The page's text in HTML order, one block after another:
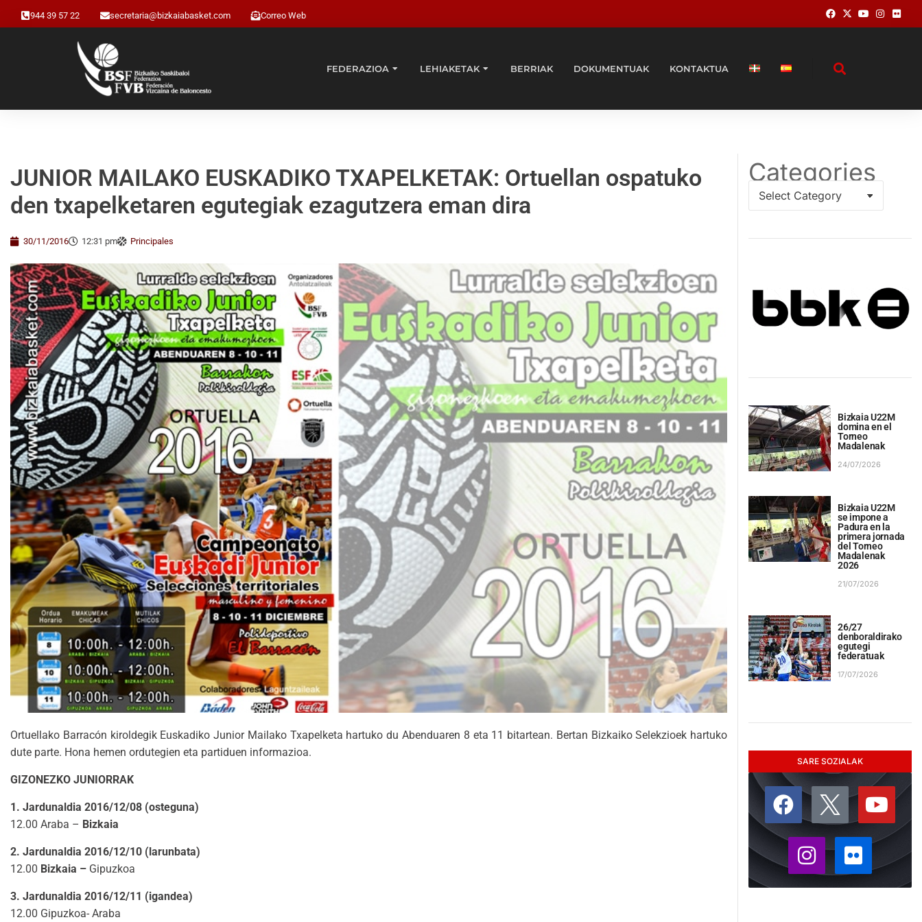
944 39 57 22 secretaria@bizkaiabasket.com Correo Web
FEDERAZIOA LEHIAKETAK BERRIAK DOKUMENTUAK KONTAKTUA
JUNIOR MAILAKO EUSKADIKO TXAPELKETAK: Ortuellan ospatuko
den txapelketaren egutegiak ezagutzera eman dira
30/11/2016 12:31 pm Principales
Ortuellako Barracón kiroldegik Euskadiko Junior Mailako Txapelketa hartuko du Abenduaren 8 eta 11 bitartean. Bertan Bizkaiko Selekzioek hartuko
dute parte. Hona hemen ordutegien eta partiduen informazioa.
GIZONEZKO JUNIORRAK
1. Jardunaldia 2016/12/08 (osteguna)
12.00 Araba – Bizkaia
2. Jardunaldia 2016/12/10 (larunbata)
12.00 Bizkaia – Gipuzkoa
3. Jardunaldia 2016/12/11 (igandea)
12.00 Gipuzkoa- Araba
Categories
Bizkaia U22M
domina en el
Torneo
Madalenak
24/07/2026
Bizkaia U22M
se impone a
Padura en la
primera jornada
del Torneo
Madalenak
2026
21/07/2026
26/27
denboraldirako
egutegi
federatuak
17/07/2026
SARE SOZIALAK